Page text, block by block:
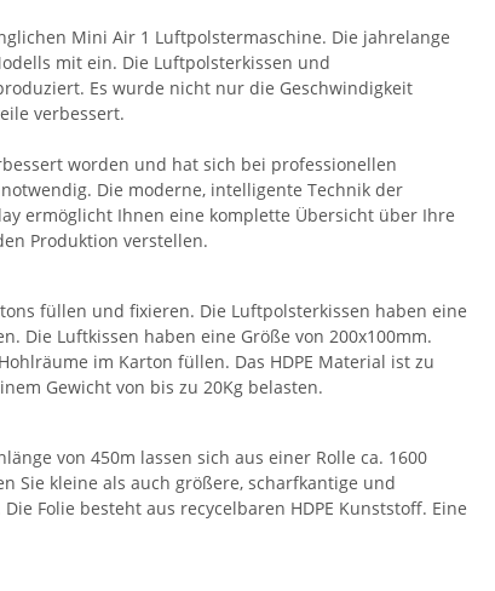
Mini Air 1 Luftpolstermaschine. Die jahrelange
mit ein. Die Luftpolsterkissen und
Es wurde nicht nur die Geschwindigkeit
verbessert.
worden und hat sich bei professionellen
Die moderne, intelligente Technik der
ermöglicht Ihnen eine komplette Übersicht über Ihre
Produktion verstellen.
füllen und fixieren. Die Luftpolsterkissen haben eine
Die Luftkissen haben eine Größe von 200x100mm.
im Karton füllen. Das HDPE Material ist zu
Gewicht von bis zu 20Kg belasten.
von 450m lassen sich aus einer Rolle ca. 1600
Sie kleine als auch größere, scharfkantige und
Folie besteht aus recycelbaren HDPE Kunststoff. Eine